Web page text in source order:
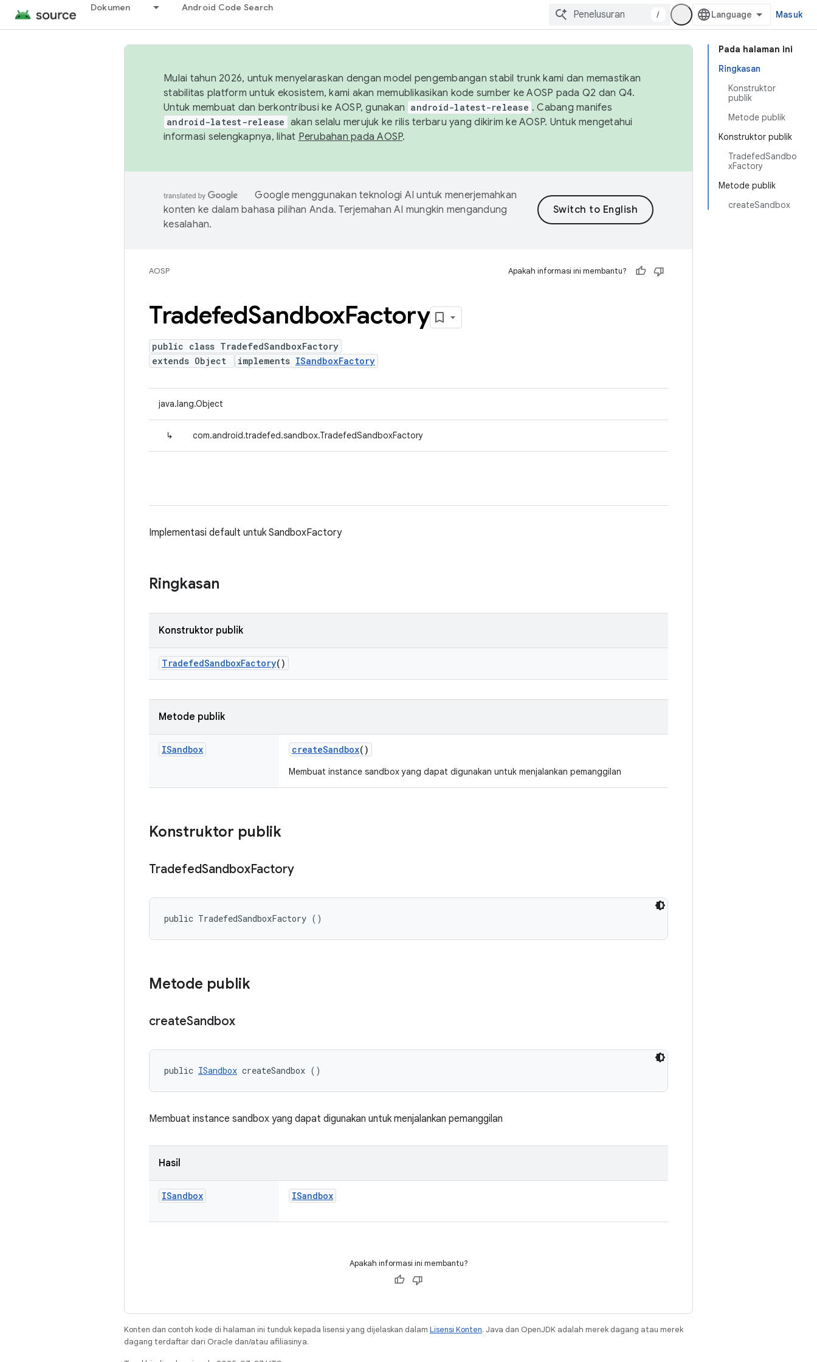
Dokumen Android Code Search
/ Masuk
Pada halaman ini
Ringkasan
Konstruktor
publik
Metode publik
Konstruktor publik
TradefedSandbo
xFactory
Metode publik
createSandbox
Mulai tahun 2026, untuk menyelaraskan dengan model pengembangan stabil trunk kami dan memastikan
stabilitas platform untuk ekosistem, kami akan memublikasikan kode sumber ke AOSP pada Q2 dan Q4.
Untuk membuat dan berkontribusi ke AOSP, gunakan android-latest-release . Cabang manifes
android-latest-release akan selalu merujuk ke rilis terbaru yang dikirim ke AOSP. Untuk mengetahui
informasi selengkapnya, lihat Perubahan pada AOSP.
Google menggunakan teknologi AI untuk menerjemahkan
konten ke dalam bahasa pilihan Anda. Terjemahan AI mungkin mengandung
kesalahan.
AOSP Apakah informasi ini membantu?
TradefedSandboxFactory
public class TradefedSandboxFactory
extends Object
implements ISandboxFactory
java.lang.Object
↳ com.android.tradefed.sandbox.TradefedSandboxFactory
Implementasi default untuk SandboxFactory
Ringkasan
Konstruktor publik
TradefedSandboxFactory()
Metode publik
ISandbox createSandbox()
Membuat instance sandbox yang dapat digunakan untuk menjalankan pemanggilan
Konstruktor publik
TradefedSandboxFactory
public TradefedSandboxFactory ()
Metode publik
createSandbox
public ISandbox createSandbox ()
Membuat instance sandbox yang dapat digunakan untuk menjalankan pemanggilan
Hasil
ISandbox ISandbox
Apakah informasi ini membantu?
Konten dan contoh kode di halaman ini tunduk kepada lisensi yang dijelaskan dalam Lisensi Konten. Java dan OpenJDK adalah merek dagang atau merek
dagang terdaftar dari Oracle dan/atau afiliasinya.